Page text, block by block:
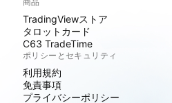
TradingViewストア
タロットカード
C63 TradeTime
ポリシーとセキュリティ
利用規約
免責事項
プライバシーポリシー